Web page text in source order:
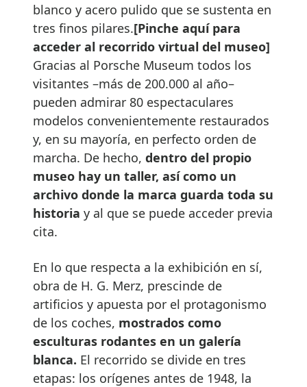
blanco y acero pulido que se sustenta en
tres finos pilares.[Pinche aquí para
acceder al recorrido virtual del museo]
Gracias al Porsche Museum todos los
visitantes –más de 200.000 al año–
pueden admirar 80 espectaculares
modelos convenientemente restaurados
y, en su mayoría, en perfecto orden de
marcha. De hecho, dentro del propio
museo hay un taller, así como un
archivo donde la marca guarda toda su
historia y al que se puede acceder previa
cita.
En lo que respecta a la exhibición en sí,
obra de H. G. Merz, prescinde de
artificios y apuesta por el protagonismo
de los coches, mostrados como
esculturas rodantes en un galería
blanca. El recorrido se divide en tres
etapas: los orígenes antes de 1948, la